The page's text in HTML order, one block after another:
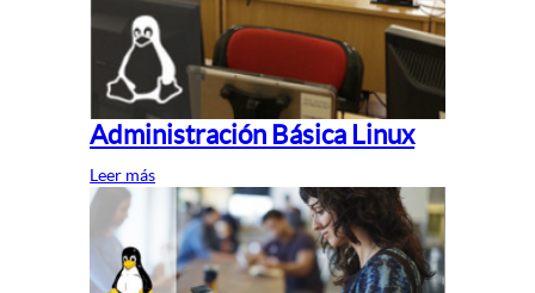
Administración Básica Linux
Leer más